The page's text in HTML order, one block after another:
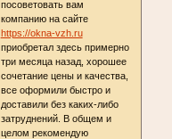
посоветовать вам
компанию на сайте
https://okna-vzh.ru
приобретал здесь примерно
три месяца назад, хорошее
сочетание цены и качества,
все оформили быстро и
доставили без каких-либо
затруднений. В общем и
целом рекомендую